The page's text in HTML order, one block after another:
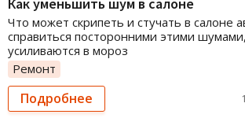
Что может скрипеть и стучать в салоне
справиться посторонними этими
усиливаются в мороз
Ремонт
Подробнее